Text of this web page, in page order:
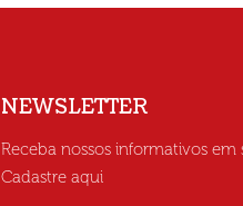
NEWSLETTER
Receba nossos informativos em
Cadastre aqui